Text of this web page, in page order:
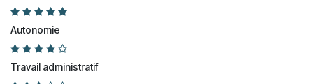
Autonomie
Travail administratif